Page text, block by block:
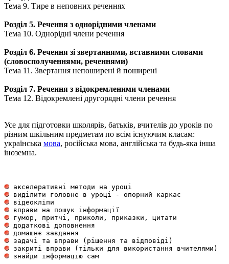
Тема 9. Тире в неповних реченнях
Розділ 5. Речення з однорідними членами
Тема 10. Однорідні члени речення
Розділ 6. Речення зі звертаннями, вставними словами
(словосполученнями, реченнями)
Тема 11. Звертання непоширені й поширені
Розділ 7. Речення з відокремленими членами
Тема 12. Відокремлені другорядні члени речення
Усе для підготовки школярів, батьків, вчителів до уроків по
різним шкільним предметам по всім існуючим класам:
українська мова, російська мова, англійська та будь-яка інша
іноземна.
акселеративні методи на
виділити головне в уроці - опорний
вправи на пошук
гумор, притчі, приколи, приказки,
додаткові
домашнє
задачі та вправи (рішення та
закриті вправи (тільки для використання
знайди інформацію